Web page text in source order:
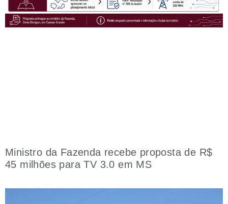
Ministro da Fazenda recebe proposta de R$
45 milhões para TV 3.0 em MS